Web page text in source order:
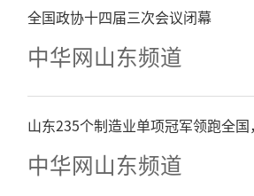
全国政协十四届三次会议闭幕
中华网山东频道
山东235个制造业单项冠军领跑全
中华网山东频道